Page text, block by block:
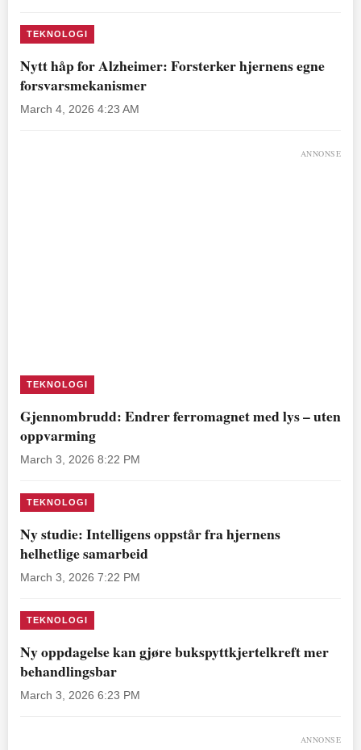
TEKNOLOGI
Nytt håp for Alzheimer: Forsterker hjernens egne
forsvarsmekanismer
March 4, 2026 4:23 AM
ANNONSE
TEKNOLOGI
Gjennombrudd: Endrer ferromagnet med lys – uten
oppvarming
March 3, 2026 8:22 PM
TEKNOLOGI
Ny studie: Intelligens oppstår fra hjernens
helhetlige samarbeid
March 3, 2026 7:22 PM
TEKNOLOGI
Ny oppdagelse kan gjøre bukspyttkjertelkreft mer
behandlingsbar
March 3, 2026 6:23 PM
ANNONSE